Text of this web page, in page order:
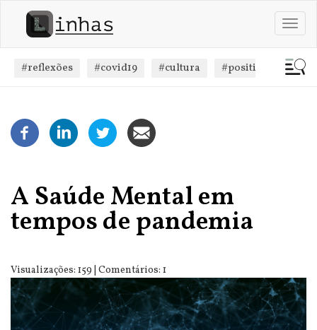
conteúdo
principal
#reflexões #covid19 #cultura #positivismo
A Saúde Mental em
tempos de pandemia
Visualizações: 159 | Comentários: 1